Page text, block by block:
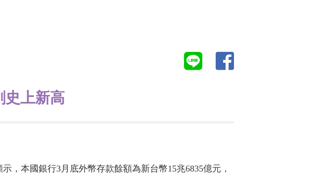
上新高
，本國銀行3月底外幣存款餘額為新台幣15兆6835億元，